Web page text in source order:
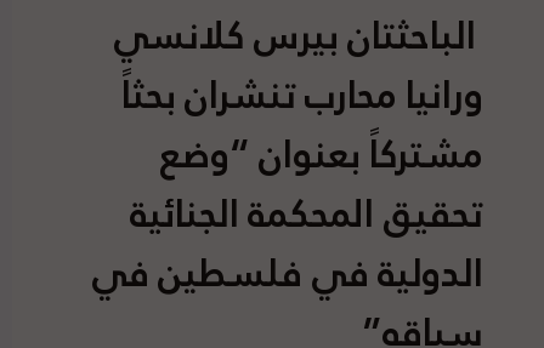
الباحثتان بيرس كلانسي
ورانيا محارب تنشران بحثاً
مشتركاً بعنوان “وضع
تحقيق المحكمة الجنائية
الدولية في فلسطين في
سياقه”